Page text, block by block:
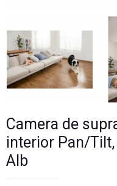
Camera de
interior Pan/Tilt,
Alb